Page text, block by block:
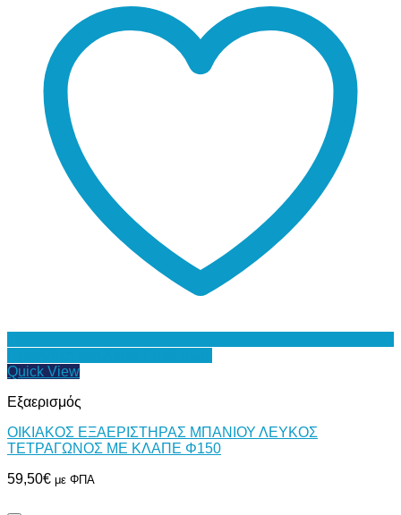
Quick View
Εξαερισμός
ΟΙΚΙΑΚΟΣ ΕΞΑΕΡΙΣΤΗΡΑΣ ΜΠΑΝΙΟΥ ΛΕΥΚΟΣ
ΤΕΤΡΑΓΩΝΟΣ ΜΕ ΚΛΑΠΕ Φ150
59,50€ με ΦΠΑ